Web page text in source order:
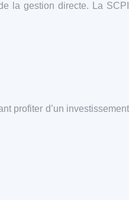
la gestion directe. La SCPI
profiter d’un investissement